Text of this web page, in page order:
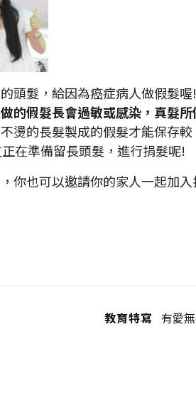
髮，給因為癌症病人做假髮喔!
的假髮長會過敏或感染，真髮所
燙的長髮製成的假髮才能保存較
在準備留長頭髮，進行捐髮呢!
也可以邀請你的家人一起加入
教育特寫 有愛